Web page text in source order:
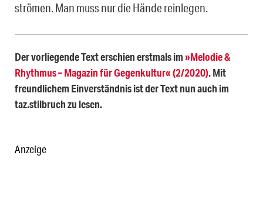
strömen. Man muss nur die Hände reinlegen.
Der vorliegende Text erschien erstmals im»Melodie &
Rhythmus – Magazin für Gegenkultur« (2/2020). Mit
freundlichem Einverständnis ist der Text nun auch im
taz.stilbruch zu lesen.
Anzeige